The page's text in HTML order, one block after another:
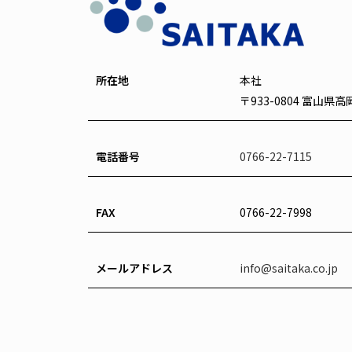
所在地
本社
〒933-0804 富山県高
電話番号 0766-22-7115
FAX 0766-22-7998
メールアドレス info@saitaka.co.jp